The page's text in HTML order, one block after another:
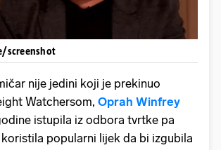
screenshot
nije jedini koji je prekinuo
Watchersom, Oprah Winfrey
istupila iz odbora tvrtke pa
popularni lijek da bi izgubila